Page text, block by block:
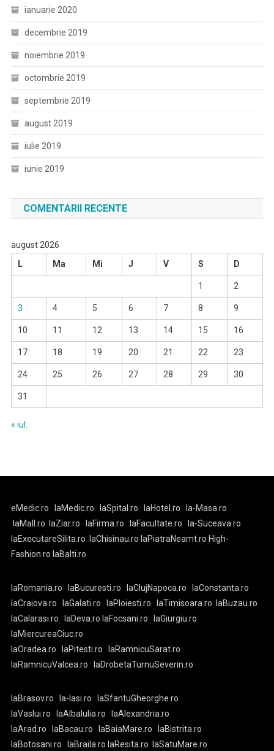
ianuarie 2020
decembrie 2019
noiembrie 2019
octombrie 2019
septembrie 2019
august 2019
iulie 2019
iunie 2019
COMENTARII RECENTE
august 2026
L
Ma Mi J V S D
1 2
3 4 5 6 7 8 9
10 11 12 13 14 15 16
17 18 19 20 21 22 23
24 25 26 27 28 29 30
31
« iul.
eMedic.ro laMedic.ro laSpital.ro laHotel.ro
la-Masa.ro
laMall.ro
laZiar.ro laFirma.ro laFacultate.ro
la-Suceava.ro
laExecutareSilita.ro
laChisinau.ro laPiatraNeamt.ro High-
Fashion.ro laBalti.ro
laRomania.ro laBucuresti.ro laClujNapoca.ro
laConstanta.ro
laCraiova.ro
laGalati.ro laPloiesti.ro laTimisoara.ro
laBuzau.ro
laCalarasi.ro
laDeva.ro laFocsani.ro
laGiurgiu.ro
laMiercureaCiuc.ro
laOradea.ro
laPitesti.ro
laRamnicuSarat.ro
laRamnicuValcea.ro
laDrobetaTurnuSeverin.ro
laBrasov.ro la-Iasi.ro
laSfantuGheorghe.ro
laVaslui.ro
laAlbaIulia.ro
laAlexandria.ro
laArad.ro
laBacau.ro laBaiaMare.ro
laBistrita.ro
laBotosani.ro
laBraila.ro laResita.ro laSatuMare.ro